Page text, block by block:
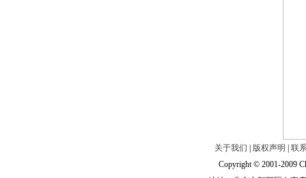
关于我们 版权声明
联
Copyright © 2001-2009